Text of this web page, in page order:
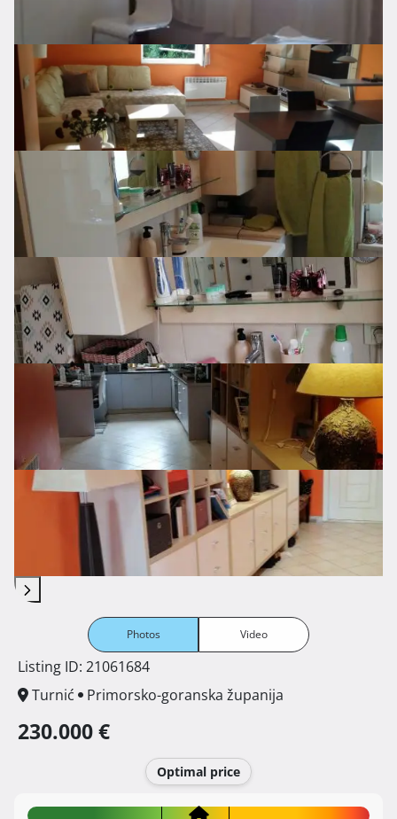
Photos Video
Listing ID: 21061684
Turnić
Primorsko-goranska županija
230.000 €
Optimal price